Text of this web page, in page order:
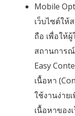
Mobile
เว็บไซต์ใ
ถือ เพื่อให้
สถานการณ์
Easy
เนื้อหา
ใช้งานง่าย
เนื้อหาของ